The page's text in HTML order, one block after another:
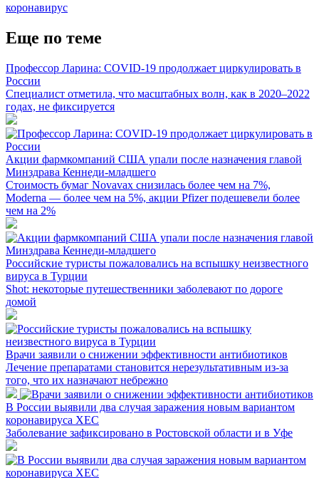
коронавирус
Еще по теме
Профессор Ларина: COVID-19 продолжает циркулировать в
России
Специалист отметила, что масштабных волн, как в 2020–2022
годах, не фиксируется
Акции фармкомпаний США упали после назначения главой
Минздрава Кеннеди-младшего
Стоимость бумаг Novavax снизилась более чем на 7%,
Moderna — более чем на 5%, акции Pfizer подешевели более
чем на 2%
Российские туристы пожаловались на вспышку неизвестного
вируса в Турции
Shot: некоторые путешественники заболевают по дороге
домой
Врачи заявили о снижении эффективности антибиотиков
Лечение препаратами становится нерезультативным из-за
того, что их назначают небрежно
В России выявили два случая заражения новым вариантом
коронавируса XEC
Заболевание зафиксировано в Ростовской области и в Уфе